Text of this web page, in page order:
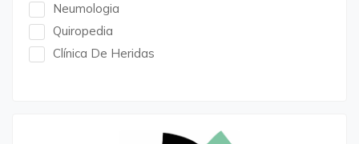
Neumologia
Quiropedia
Clínica De Heridas